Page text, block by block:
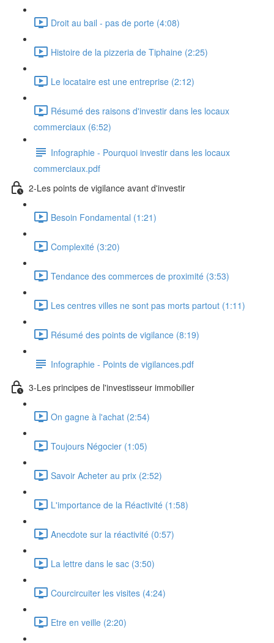
Droit au bail - pas de porte (4:08)
Histoire de la pizzeria de Tiphaine (2:25)
Le locataire est une entreprise (2:12)
Résumé des raisons d'investir dans les locaux
commerciaux (6:52)
Infographie - Pourquoi investir dans les locaux
commerciaux.pdf
2-Les points de vigilance avant d'investir
Besoin Fondamental (1:21)
Complexité (3:20)
Tendance des commerces de proximité (3:53)
Les centres villes ne sont pas morts partout (1:11)
Résumé des points de vigilance (8:19)
Infographie - Points de vigilances.pdf
3-Les principes de l'investisseur immobilier
On gagne à l'achat (2:54)
Toujours Négocier (1:05)
Savoir Acheter au prix (2:52)
L'importance de la Réactivité (1:58)
Anecdote sur la réactivité (0:57)
La lettre dans le sac (3:50)
Courcircuiter les visites (4:24)
Etre en veille (2:20)